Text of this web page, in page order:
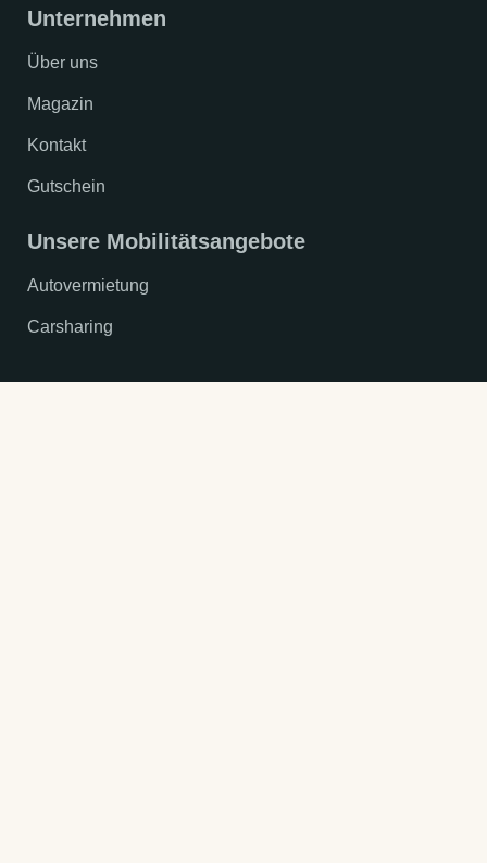
Unternehmen
Über uns
Magazin
Kontakt
Gutschein
Unsere Mobilitätsangebote
Autovermietung
Carsharing